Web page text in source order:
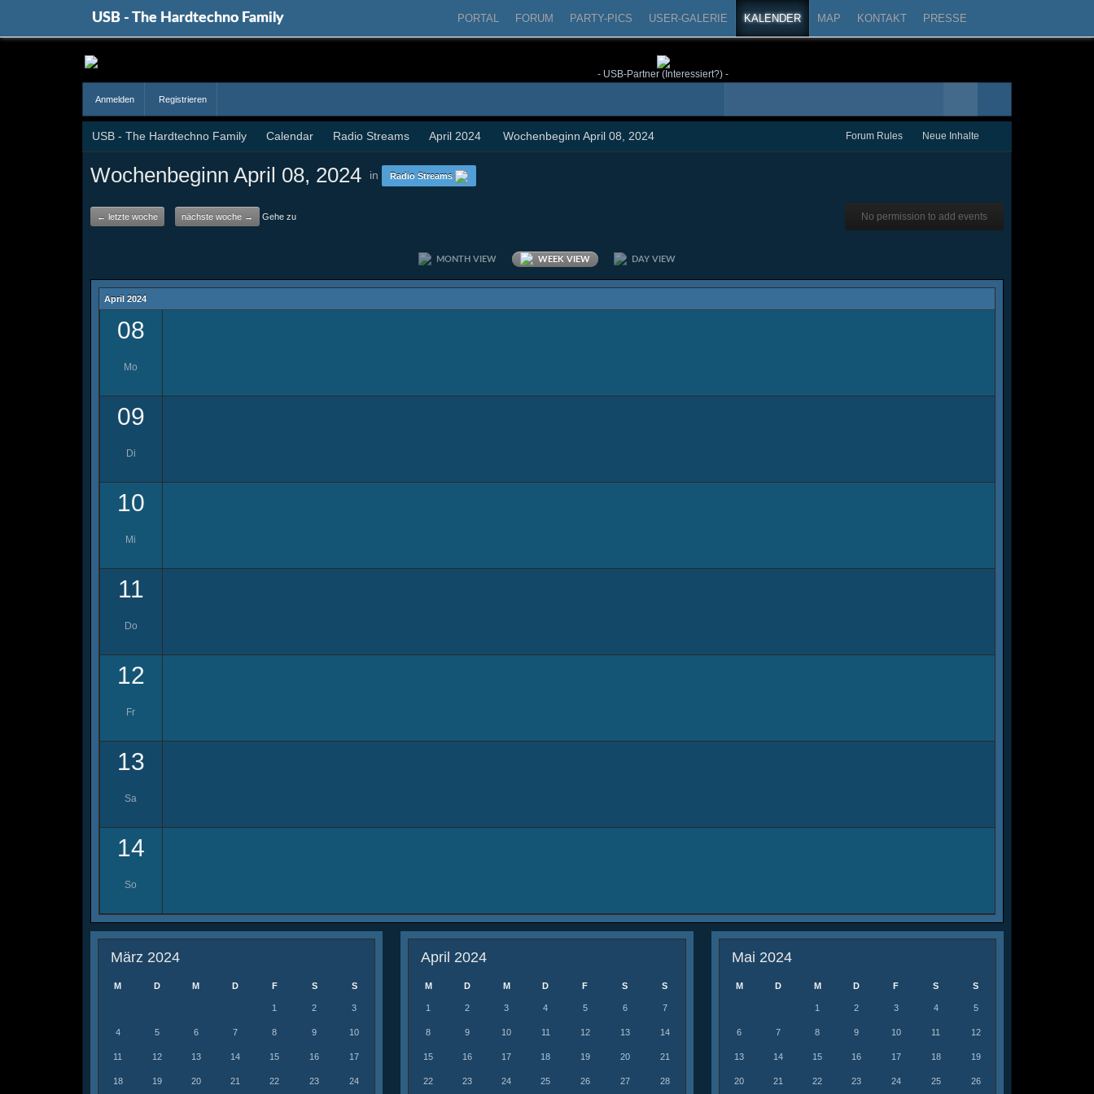
USB - The Hardtechno Family PORTAL FORUM PARTY-PICS USER-GALERIE KALENDER MAP KONTAKT PRESSE
- USB-Partner (Interessiert?) -
Anmelden Registrieren
USB - The Hardtechno Family Calendar Radio Streams April 2024 Wochenbeginn April 08, 2024 Forum Rules Neue Inhalte
Wochenbeginn April 08, 2024 in Radio Streams
← letzte woche nächste woche → Gehe zu No permission to add events
MONTH VIEW WEEK VIEW DAY VIEW
April 2024
08
Mo
09
Di
10
Mi
11
Do
12
Fr
13
Sa
14
So
März 2024
M D M D F S S
1 2 3
4 5 6 7 8 9 10
11 12 13 14 15 16 17
18 19 20 21 22 23 24
April 2024
M D M D F S S
1 2 3 4 5 6 7
8 9 10 11 12 13 14
15 16 17 18 19 20 21
22 23 24 25 26 27 28
Mai 2024
M D M D F S S
1 2 3 4 5
6 7 8 9 10 11 12
13 14 15 16 17 18 19
20 21 22 23 24 25 26